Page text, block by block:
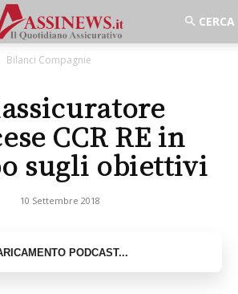
Bilanci Compagnie
CCR RE in
sugli obiettivi
10 Settembre 2018